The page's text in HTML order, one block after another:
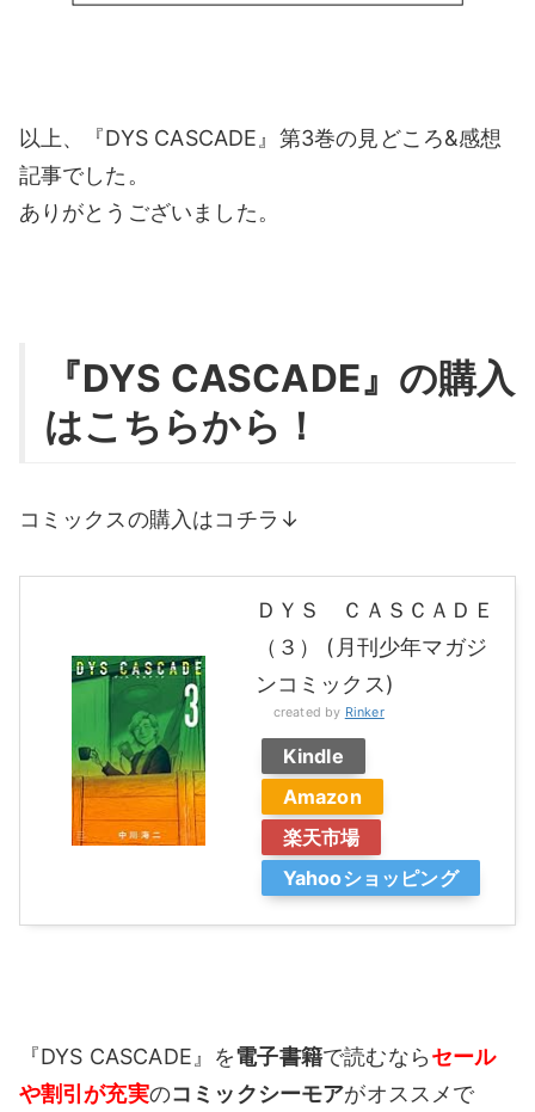
以上、『DYS CASCADE』第3巻の見どころ&感想
記事でした。
ありがとうございました。
『DYS CASCADE』の購入
はこちらから！
コミックスの購入はコチラ↓
ＤＹＳ ＣＡＳＣＡＤＥ
（３） (月刊少年マガジ
ンコミックス)
created by Rinker
Kindle
Amazon
楽天市場
Yahooショッピング
『DYS CASCADE』を電子書籍で読むならセール
や割引が充実のコミックシーモアがオススメで